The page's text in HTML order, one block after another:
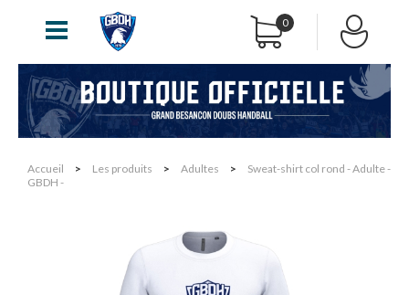
0
Accueil > Les produits > Adultes >
Sweat-shirt col rond - Adulte -
GBDH -